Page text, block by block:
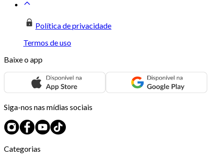
Política de privacidade
Termos de uso
Baixe o app
Siga-nos nas mídias sociais
Categorias